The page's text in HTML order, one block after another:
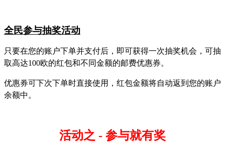
全民参与抽奖活动
只要在您的账户下单并支付后，即可获得一次抽奖机会，可抽
取高达100欧的红包和不同金额的邮费优惠券。
优惠券可下次下单时直接使用，红包金额将自动返到您的账户
余额中。
活动之 - 参与就有奖